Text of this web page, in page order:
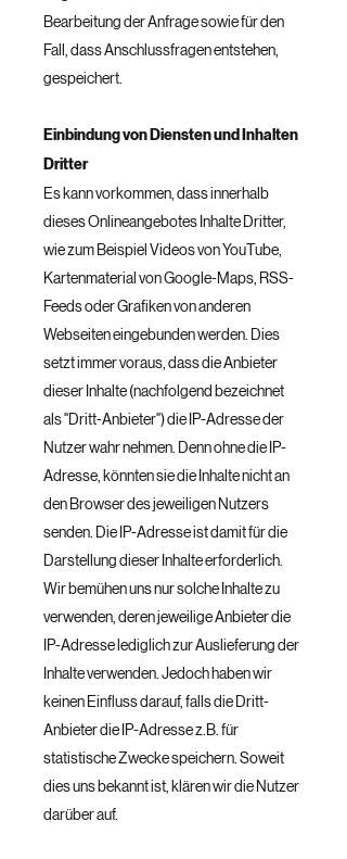
Bearbeitung der Anfrage sowie für den
Fall, dass Anschlussfragen entstehen,
gespeichert.
Einbindung von Diensten und Inhalten
Dritter
Es kann vorkommen, dass innerhalb
dieses Onlineangebotes Inhalte Dritter,
wie zum Beispiel Videos von YouTube,
Kartenmaterial von Google-Maps, RSS-
Feeds oder Grafiken von anderen
Webseiten eingebunden werden. Dies
setzt immer voraus, dass die Anbieter
dieser Inhalte (nachfolgend bezeichnet
als "Dritt-Anbieter") die IP-Adresse der
Nutzer wahr nehmen. Denn ohne die IP-
Adresse, könnten sie die Inhalte nicht an
den Browser des jeweiligen Nutzers
senden. Die IP-Adresse ist damit für die
Darstellung dieser Inhalte erforderlich.
Wir bemühen uns nur solche Inhalte zu
verwenden, deren jeweilige Anbieter die
IP-Adresse lediglich zur Auslieferung der
Inhalte verwenden. Jedoch haben wir
keinen Einfluss darauf, falls die Dritt-
Anbieter die IP-Adresse z.B. für
statistische Zwecke speichern. Soweit
dies uns bekannt ist, klären wir die Nutzer
darüber auf.